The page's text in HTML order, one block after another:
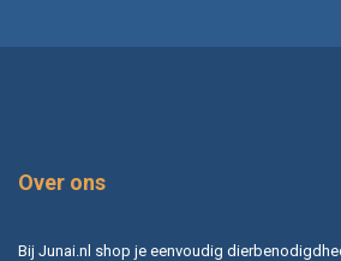
Over ons
Bij Junai.nl shop je eenvoudig